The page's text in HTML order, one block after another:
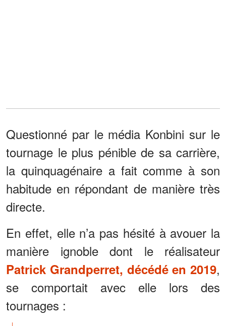
Questionné par le média Konbini sur le
tournage le plus pénible de sa carrière,
la quinquagénaire a fait comme à son
habitude en répondant de manière très
directe.
En effet, elle n’a pas hésité à avouer la
manière ignoble dont le réalisateur
Patrick Grandperret, décédé en 2019,
se comportait avec elle lors des
tournages :